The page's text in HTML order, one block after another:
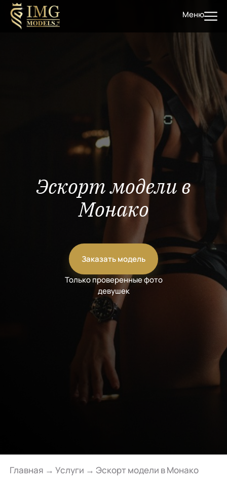
Меню
Эскорт модели в
Монако
Заказать модель
Только проверенные фото
девушек
Главная → Услуги → Эскорт модели в Монако